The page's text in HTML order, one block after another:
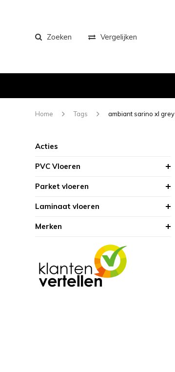
Zoeken Vergelijken
Home Tags ambiant sarino xl grey
Acties
PVC Vloeren
Parket vloeren
Laminaat vloeren
Merken